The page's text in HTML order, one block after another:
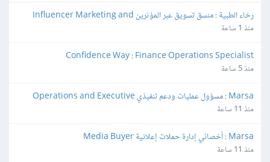
Production Coordinator
منذ 1 ساعة
Confidence Way : Finance Operations Specialist
منذ 5 ساعة
Support Lead
منذ 11 ساعة
Marsa : أخصائي إدارة حملات إعلانية Media Buyer
منذ 11 ساعة